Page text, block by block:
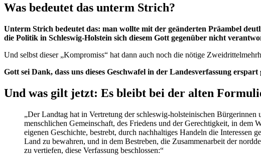
Was bedeutet das unterm Strich?
Unterm Strich bedeutet das: man wollte mit der geänderten Präambel
die Politik in Schleswig-Holstein sich diesem Gott gegenüber nicht
Und selbst dieser „Kompromiss“ hat dann auch noch die nötige
Gott sei Dank, dass uns dieses Geschwafel in der Landesverfassung
Und was gilt jetzt: Es bleibt bei der alten
„Der Landtag hat in Vertretung der schleswig-holsteinischen
menschlichen Gemeinschaft, des Friedens und der Gerechtigkeit, in
eigenen Geschichte, bestrebt, durch nachhaltiges Handeln die
Land zu bewahren, und in dem Bestreben, die Zusammenarbeit der
zu vertiefen, diese Verfassung beschlossen:“